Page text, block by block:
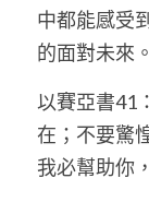
中都能感受
的面對未來。
以賽亞書41
在；不要驚
我必幫助你